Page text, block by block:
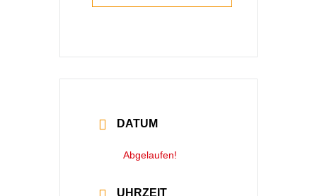
DATUM
Abgelaufen!
UHRZEIT